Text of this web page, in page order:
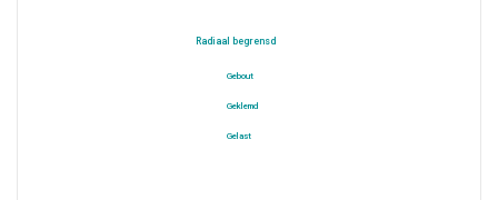
Radiaal begrensd
Gebout
Geklemd
Gelast